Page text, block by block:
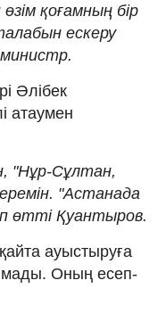
қоғамның бір
ескеру
Әлібек
атаумен
"Нұр-Сұлтан,
"Астанада
өтті Қуантыров.
ауыстыруға
Оның есеп-